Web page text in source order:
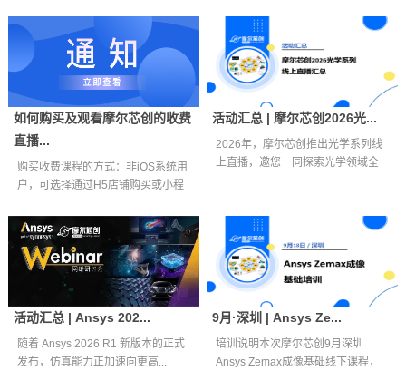
如何购买及观看摩尔芯创的收费
直播...
购买收费课程的方式：非iOS系统用
户，可选择通过H5店铺购买或小程
活动汇总 | 摩尔芯创2026光...
2026年，摩尔芯创推出光学系列线
上直播，邀您一同探索光学领域全
活动汇总 | Ansys 202...
随着 Ansys 2026 R1 新版本的正式
发布，仿真能力正加速向更高...
9月·深圳 | Ansys Ze...
培训说明本次摩尔芯创9月深圳
Ansys Zemax成像基础线下课程，